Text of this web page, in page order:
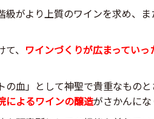
級がより上質のワインを求め、
、 ワインづくりが広まってい
の血」として神聖で貴重なもの
によるワインの醸造がさかんに